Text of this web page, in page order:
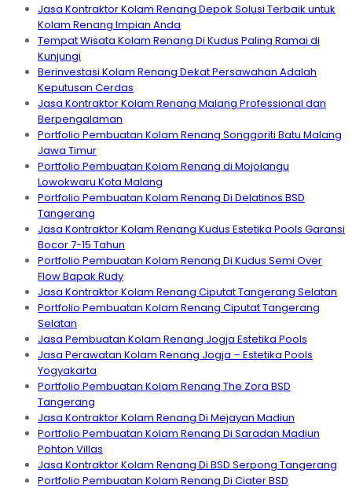
Jasa Kontraktor Kolam Renang Depok Solusi Terbaik untuk
Kolam Renang Impian Anda
Tempat Wisata Kolam Renang Di Kudus Paling Ramai di
Kunjungi
Berinvestasi Kolam Renang Dekat Persawahan Adalah
Keputusan Cerdas
Jasa Kontraktor Kolam Renang Malang Professional dan
Berpengalaman
Portfolio Pembuatan Kolam Renang Songgoriti Batu Malang
Jawa Timur
Portfolio Pembuatan Kolam Renang di Mojolangu
Lowokwaru Kota Malang
Portfolio Pembuatan Kolam Renang Di Delatinos BSD
Tangerang
Jasa Kontraktor Kolam Renang Kudus Estetika Pools Garansi
Bocor 7-15 Tahun
Portfolio Pembuatan Kolam Renang Di Kudus Semi Over
Flow Bapak Rudy
Jasa Kontraktor Kolam Renang Ciputat Tangerang Selatan
Portfolio Pembuatan Kolam Renang Ciputat Tangerang
Selatan
Jasa Pembuatan Kolam Renang Jogja Estetika Pools
Jasa Perawatan Kolam Renang Jogja – Estetika Pools
Yogyakarta
Portfolio Pembuatan Kolam Renang The Zora BSD
Tangerang
Jasa Kontraktor Kolam Renang Di Mejayan Madiun
Portfolio Pembuatan Kolam Renang Di Saradan Madiun
Pohton Villas
Jasa Kontraktor Kolam Renang Di BSD Serpong Tangerang
Portfolio Pembuatan Kolam Renang Di Ciater BSD